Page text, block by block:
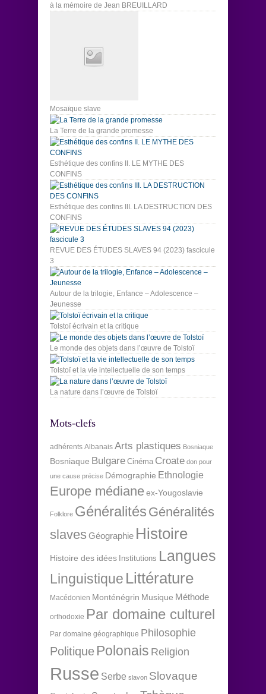
à la mémoire de Jean BREUILLARD
Mosaïque slave
La Terre de la grande promesse
Esthétique des confins II. LE MYTHE DES
CONFINS
Esthétique des confins III. LA DESTRUCTION DES
CONFINS
REVUE DES ÉTUDES SLAVES 94 (2023) fascicule
3
Autour de la trilogie, Enfance – Adolescence –
Jeunesse
Tolstoï écrivain et la critique
Le monde des objets dans l’œuvre de Tolstoï
Tolstoï et la vie intellectuelle de son temps
La nature dans l’œuvre de Tolstoï
Mots-clefs
adhérents Albanais Arts plastiques Bosniaque
Bosniaque Bulgare Cinéma Croate don pour
une cause précise Démographie Ethnologie
Europe médianeex-Yougoslavie
Folklore Généralités Généralités
slaves Géographie Histoire
Histoire des idées Institutions Langues
Linguistique Littérature
Macédonien Monténégrin Musique Méthode
orthodoxie Par domaine culturel
Par domaine géographique Philosophie
Politique Polonais Religion
Russe Serbe slavon Slovaque